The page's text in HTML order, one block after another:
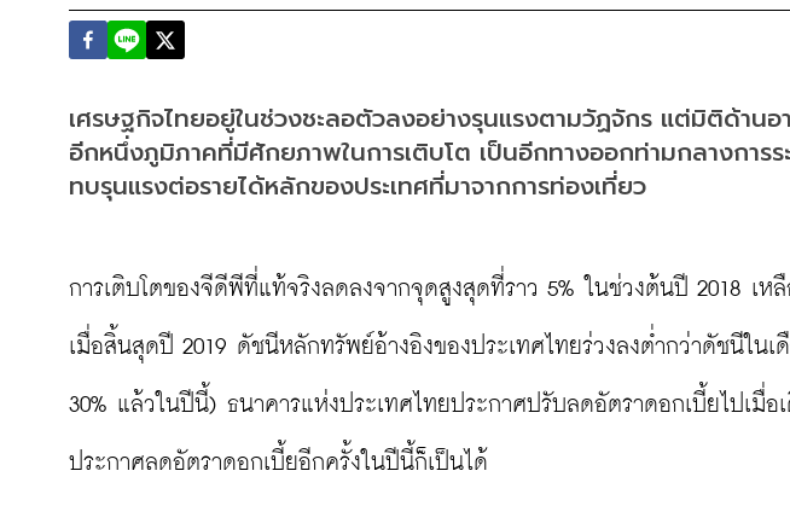
เศรษฐกิจไทยอยู่ในช่วงชะลอตัวลงอย่างรุนแรงตามวัฏจักร แต่มิติด้าน
อีกหนึ่งภูมิภาคที่มีศักยภาพในการเติบโต เป็นอีกทางออกท่ามกลางการ
ทบรุนแรงต่อรายได้หลักของประเทศที่มาจากการท่องเที่ยว
การเติบโตของจีดีพีที่แท้จริงลดลงจากจุดสูงสุดที่ราว 5% ในช่วงต้นปี 2018 เห
เมื่อสิ้นสุดปี 2019 ดัชนีหลักทรัพย์อ้างอิงของประเทศไทยร่วงลงต่ำกว่าดัชนีใน
30% แล้วในปีนี้) ธนาคารแห่งประเทศไทยประกาศปรับลดอัตราดอกเบี้ยไปเมื่
ประกาศลดอัตราดอกเบี้ยอีกครั้งในปีนี้ก็เป็นได้